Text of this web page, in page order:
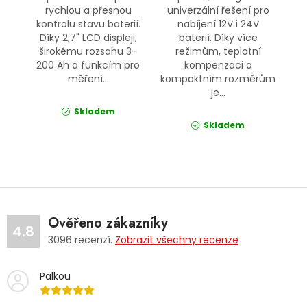
rychlou a přesnou
kontrolu stavu baterií.
Díky 2,7" LCD displeji,
širokému rozsahu 3–
200 Ah a funkcím pro
měření...
Skladem
univerzální řešení pro
nabíjení 12V i 24V
baterií. Díky více
režimům, teplotní
kompenzaci a
kompaktním rozměrům
je...
Skladem
4.8 Ověřeno zákazníky
3096 recenzí. Zobrazit všechny recenze
Palkou